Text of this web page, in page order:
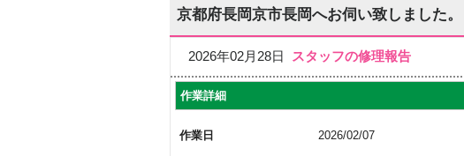
京都府長岡京市長岡へお伺い致しました。
2026年02月28日 スタッフの修理報告
作業詳細
作業日 2026/02/07